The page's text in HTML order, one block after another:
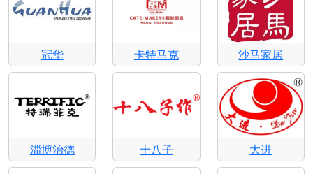
冠华 卡特马克 沙马家居
淄博治德 十八子 大进